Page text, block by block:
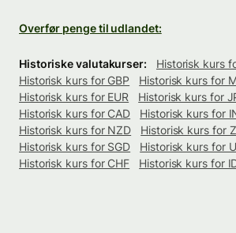
Overfør penge til udlandet:
Historiske valutakurser:
Historisk kurs
Historisk kurs for GBP
Historisk kurs for
Historisk kurs for EUR
Historisk kurs for
Historisk kurs for CAD
Historisk kurs for
Historisk kurs for NZD
Historisk kurs for
Historisk kurs for SGD
Historisk kurs for
Historisk kurs for CHF
Historisk kurs for